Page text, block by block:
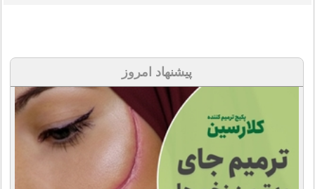
پیشنهاد امروز